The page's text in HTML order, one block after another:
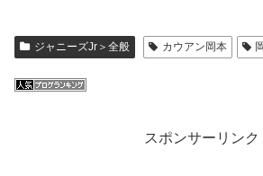
ジャニーズJr＞全般 カウアン岡本
スポンサーリンク